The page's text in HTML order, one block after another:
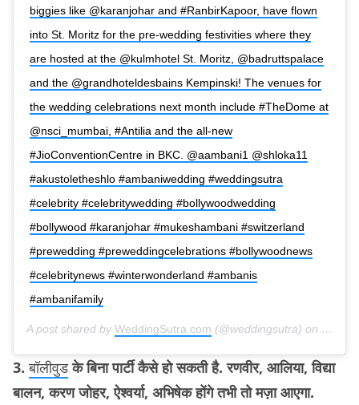
biggies like @karanjohar and #RanbirKapoor, have flown
into St. Moritz for the pre-wedding festivities where they
are hosted at the @kulmhotel St. Moritz, @badruttspalace
and the @grandhoteldesbains Kempinski! The venues for
the wedding celebrations next month include #TheDome at
@nsci_mumbai, #Antilia and the all-new
#JioConventionCentre in BKC. @aambani1 @shloka11
#akustoletheshlo #ambaniwedding #weddingsutra
#celebrity #celebritywedding #bollywoodwedding
#bollywood #karanjohar #mukeshambani #switzerland
#prewedding #preweddingcelebrations #bollywoodnews
#celebritynews #winterwonderland #ambanis
#ambanifamily
A post shared by WeddingSutra.com (@weddingsutra) on Feb
3.बॉलीवुडके बिना पार्टी कैसे हो सकती है. रणवीर, आलिया, विद्या
बालन, करण जोहर, ऐश्वर्या, अभिषेक होंगे तभी तो मज़ा आएगा.